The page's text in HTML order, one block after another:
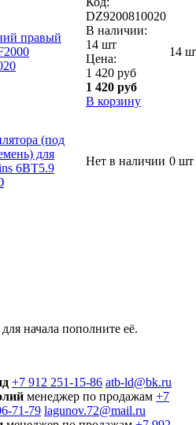
правый
DZ9200810020
В наличии:
14 шт
Цена:
1 420 руб
1 420 руб
В корзину
14
(под
для
6BT5.9
Нет в наличии 0 шт
начала пополните её.
+7 912 251-15-86 atb-ld@bk.ru
менеджер по продажам +7
71-79 lagunov.72@mail.ru